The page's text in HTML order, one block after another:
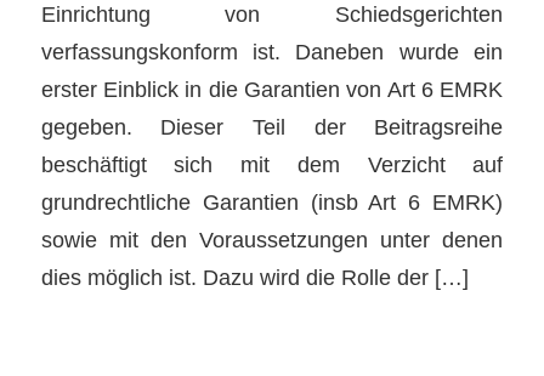
Einrichtung von Schiedsgerichten
verfassungskonform ist. Daneben wurde ein
erster Einblick in die Garantien von Art 6 EMRK
gegeben. Dieser Teil der Beitragsreihe
beschäftigt sich mit dem Verzicht auf
grundrechtliche Garantien (insb Art 6 EMRK)
sowie mit den Voraussetzungen unter denen
dies möglich ist. Dazu wird die Rolle der […]